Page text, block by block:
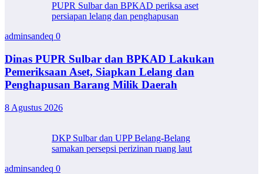
PUPR Sulbar dan BPKAD periksa aset
persiapan lelang dan penghapusan
adminsandeq 0
Dinas PUPR Sulbar dan BPKAD Lakukan
Pemeriksaan Aset, Siapkan Lelang dan
Penghapusan Barang Milik Daerah
8 Agustus 2026
DKP Sulbar dan UPP Belang-Belang
samakan persepsi perizinan ruang laut
adminsandeq 0